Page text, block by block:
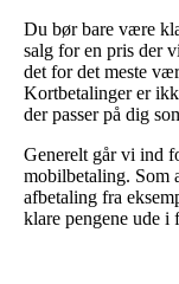
Du bør bare være
salg for en pris der
det for det meste
Kortbetalinger er
der passer på dig
Generelt går vi ind
mobilbetaling. Som
afbetaling fra
klare pengene ude i